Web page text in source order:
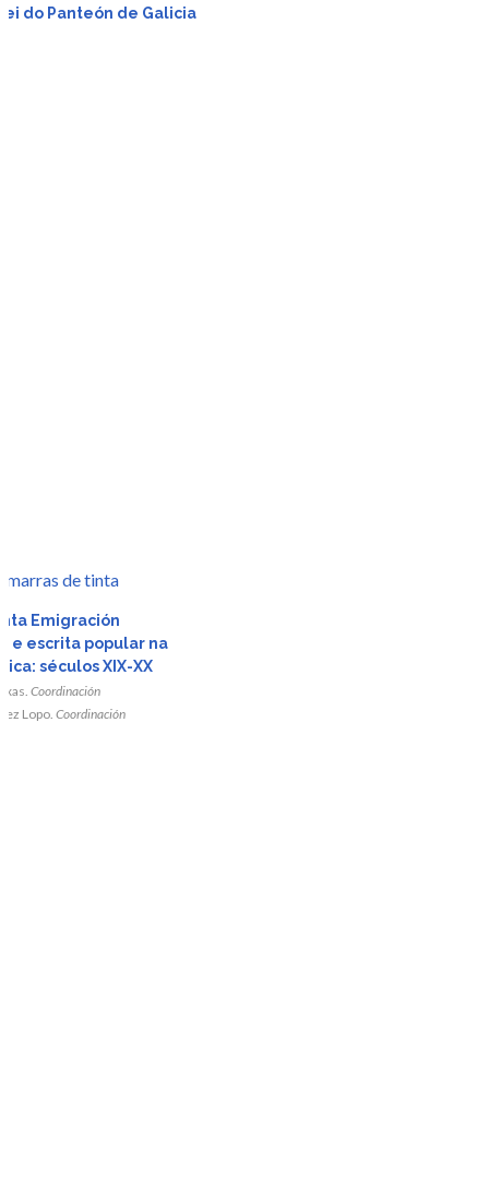
do Panteón de Galicia
Emigración
e escrita popular na
séculos XIX-XX
Coordinación
Lopo. Coordinación